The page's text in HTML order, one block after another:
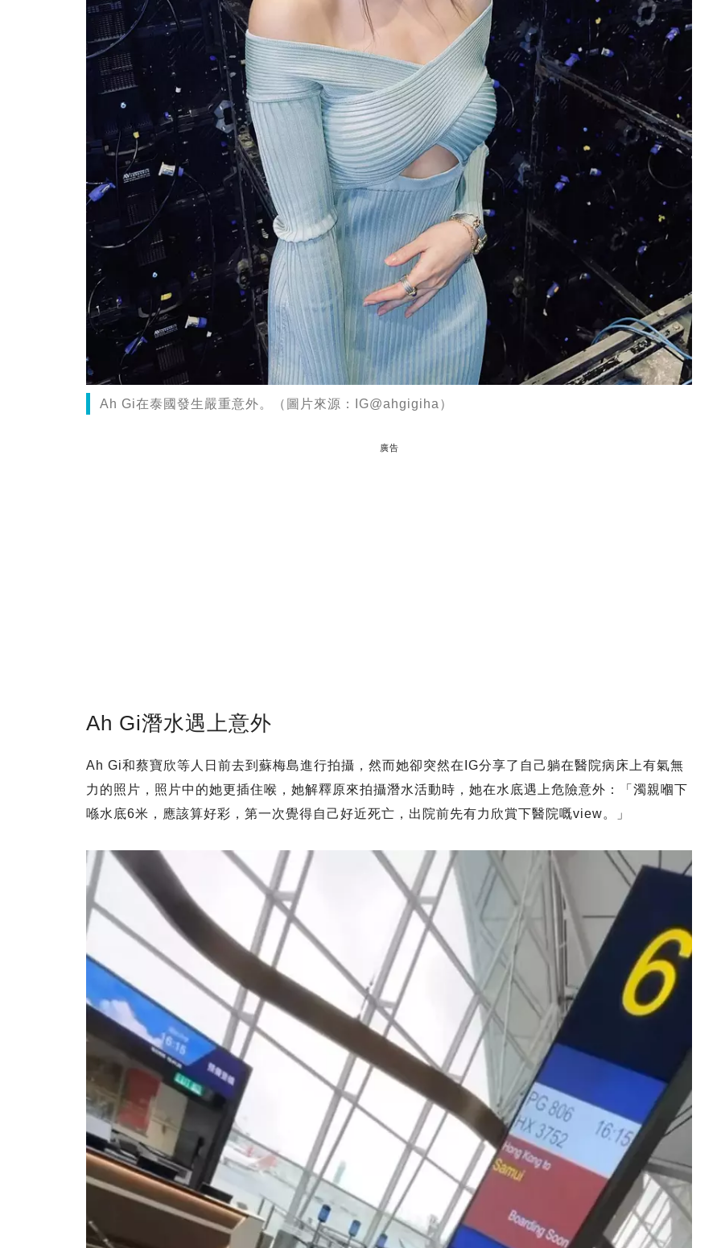
Ah Gi在泰國發生嚴重意外。（圖片來源：IG@ahgigiha）
廣告
Ah Gi潛水遇上意外
Ah Gi和蔡寶欣等人日前去到蘇梅島進行拍攝，然而她卻突然在IG分享了自己躺在醫院病床上有氣無
力的照片，照片中的她更插住喉，她解釋原來拍攝潛水活動時，她在水底遇上危險意外：「濁親嗰下
喺水底6米，應該算好彩，第一次覺得自己好近死亡，出院前先有力欣賞下醫院嘅view。」